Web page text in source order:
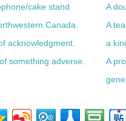
cake stand
A
Canada.
A
acknowledgment.
a
something adverse.
A